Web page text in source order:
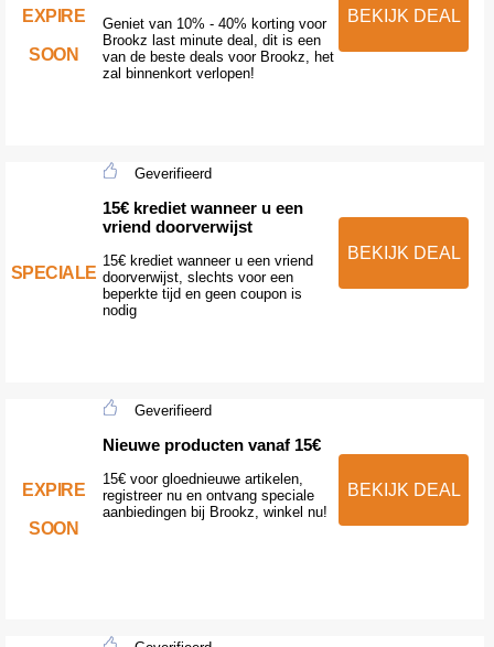
EXPIRE
SOON
Geniet van 10% - 40% korting voor
Brookz last minute deal, dit is een
van de beste deals voor Brookz, het
zal binnenkort verlopen!
BEKIJK DEAL
SPECIALE
Geverifieerd
15€ krediet wanneer u een
vriend doorverwijst
15€ krediet wanneer u een vriend
doorverwijst, slechts voor een
beperkte tijd en geen coupon is
nodig
BEKIJK DEAL
EXPIRE
SOON
Geverifieerd
Nieuwe producten vanaf 15€
15€ voor gloednieuwe artikelen,
registreer nu en ontvang speciale
aanbiedingen bij Brookz, winkel nu!
BEKIJK DEAL